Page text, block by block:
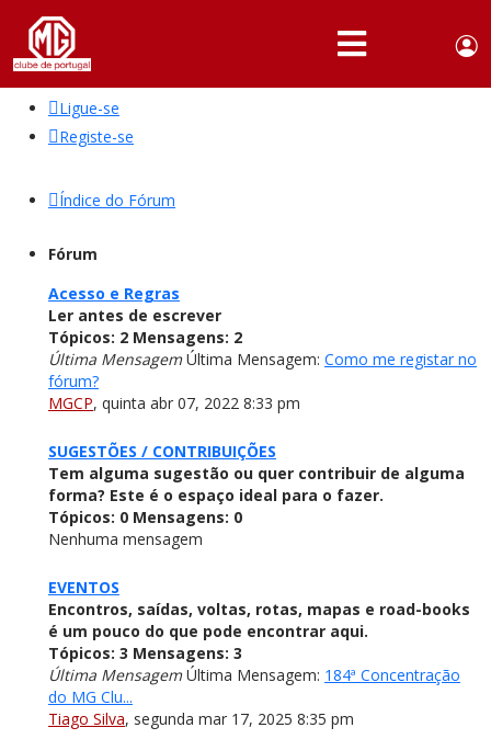
Portuguese,
English
QUEM
SOMOS
FÓRUM
MARCA
Ligue-se
Registe-se
Índice do Fórum
Fórum
Acesso e Regras
Ler antes de escrever
Tópicos: 2 Mensagens: 2
Última MensagemÚltima Mensagem: Como me registar no
fórum?
MGCP, quinta abr 07, 2022 8:33 pm
SUGESTÕES / CONTRIBUIÇÕES
Tem alguma sugestão ou quer contribuir de alguma
forma? Este é o espaço ideal para o fazer.
Tópicos: 0 Mensagens: 0
Nenhuma mensagem
EVENTOS
Encontros, saídas, voltas, rotas, mapas e road-books
é um pouco do que pode encontrar aqui.
Tópicos: 3 Mensagens: 3
Última MensagemÚltima Mensagem: 184ª Concentração
do MG Clu...
Tiago Silva, segunda mar 17, 2025 8:35 pm